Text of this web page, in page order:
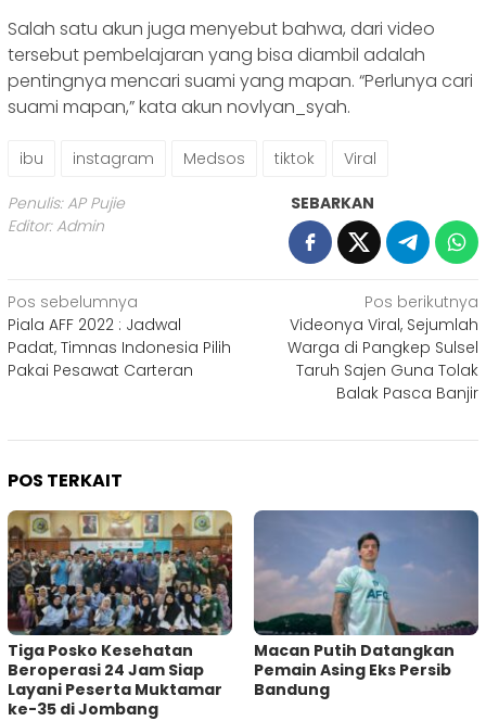
Salah satu akun juga menyebut bahwa, dari video
tersebut pembelajaran yang bisa diambil adalah
pentingnya mencari suami yang mapan. “Perlunya cari
suami mapan,” kata akun novlyan_syah.
ibu instagram Medsos tiktok Viral
Penulis: AP Pujie
Editor: Admin
SEBARKAN
Navigasi
pos
Pos sebelumnya
Piala AFF 2022 : Jadwal
Padat, Timnas Indonesia Pilih
Pakai Pesawat Carteran
Pos berikutnya
Videonya Viral, Sejumlah
Warga di Pangkep Sulsel
Taruh Sajen Guna Tolak
Balak Pasca Banjir
POS TERKAIT
Tiga Posko Kesehatan
Beroperasi 24 Jam Siap
Layani Peserta Muktamar
ke-35 di Jombang
Macan Putih Datangkan
Pemain Asing Eks Persib
Bandung